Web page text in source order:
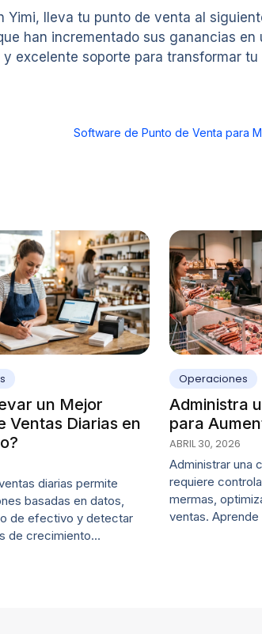
Yimi, lleva tu punto de venta al
han incrementado sus ganancias en
excelente soporte para transformar tu
Software de Punto de Venta para
un Mejor
Ventas Diarias en
diarias permite
basadas en datos,
de efectivo y detectar
de crecimiento…
Operaciones
Administra
para
ABRIL 30, 2026
Administrar una
requiere
mermas,
ventas.